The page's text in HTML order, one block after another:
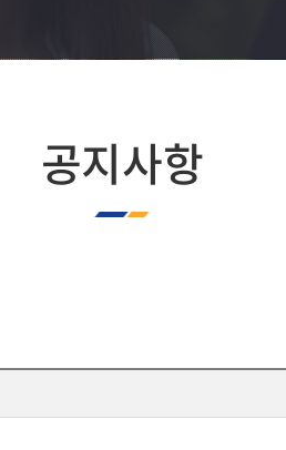
공지사항